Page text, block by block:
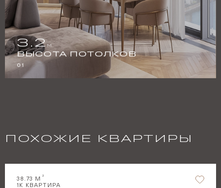
3.2М
ВЫСОТА ПОТОЛКОВ
01
ПОХОЖИЕ КВАРТИРЫ
38.73 М 2
1 К КВАРТИРА